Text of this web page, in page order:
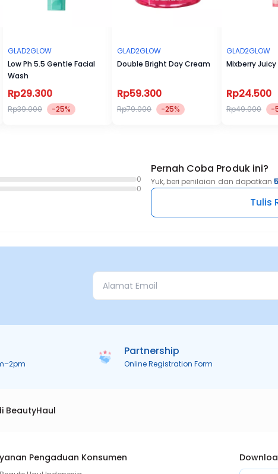
GLAD2GLOW
Low Ph 5.5 Gentle Facial
Wash
Rp29.300
Rp39.000 -25%
GLAD2GLOW
Double Bright Day Cream
Rp59.300
Rp79.000 -25%
GLAD2GLOW
Mixberry Juicy
Rp24.500
Rp49.000 -
0
0
Pernah Coba Produk ini?
Yuk, beri penilaian dan dapatkan
Tulis
Partnership
Online Registration Form
BeautyHaul
Pengaduan Konsumen